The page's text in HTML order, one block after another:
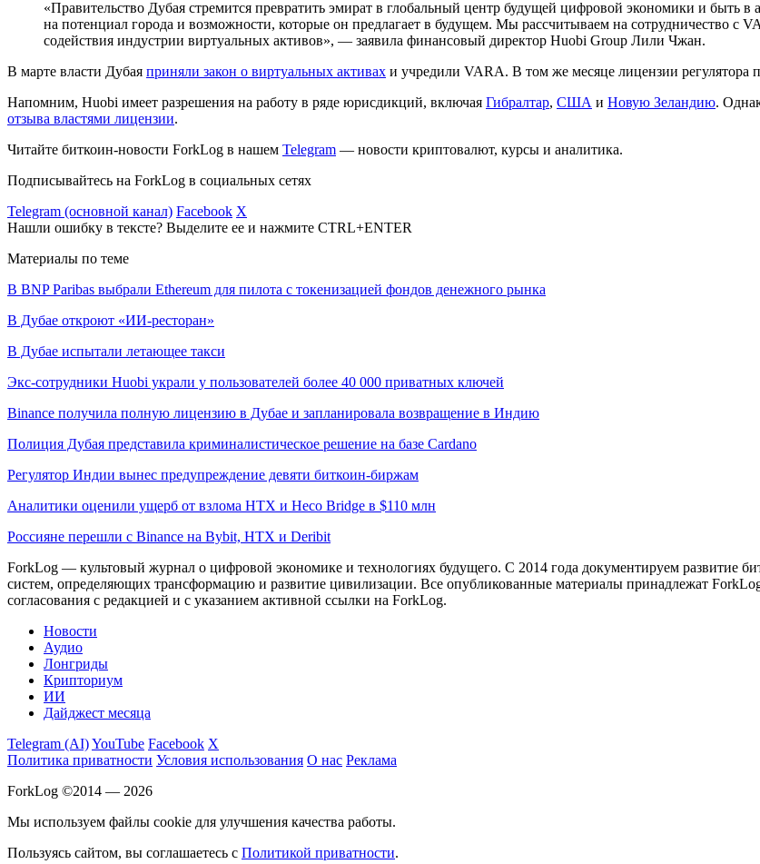
«Правительство Дубая стремится превратить эмират в глобальный центр будущей цифровой экономики и быть
на потенциал города и возможности, которые он предлагает в будущем. Мы рассчитываем на сотрудничество
содействия индустрии виртуальных активов», — заявила финансовый директор Huobi Group Лили Чжан.
В марте власти Дубая приняли закон о виртуальных активах и учредили VARA. В том же месяце лицензии регулятора
Напомним, Huobi имеет разрешения на работу в ряде юрисдикций, включая Гибралтар, США и Новую Зеландию.
отзыва властями лицензии.
Читайте биткоин-новости ForkLog в нашем Telegram — новости криптовалют, курсы и аналитика.
Подписывайтесь на ForkLog в социальных сетях
Telegram (основной канал) Facebook X
Нашли ошибку в тексте? Выделите ее и нажмите CTRL+ENTER
Материалы по теме
В BNP Paribas выбрали Ethereum для пилота с токенизацией фондов денежного рынка
В Дубае откроют «ИИ-ресторан»
В Дубае испытали летающее такси
Экс-сотрудники Huobi украли у пользователей более 40 000 приватных ключей
Binance получила полную лицензию в Дубае и запланировала возвращение в Индию
Полиция Дубая представила криминалистическое решение на базе Cardano
Регулятор Индии вынес предупреждение девяти биткоин-биржам
Аналитики оценили ущерб от взлома HTX и Heco Bridge в $110 млн
Россияне перешли с Binance на Bybit, HTX и Deribit
ForkLog — культовый журнал о цифровой экономике и технологиях будущего. С 2014 года документируем развитие
систем, определяющих трансформацию и развитие цивилизации. Все опубликованные материалы принадлежат
согласования с редакцией и с указанием активной ссылки на ForkLog.
Новости
Аудио
Лонгриды
Крипториум
ИИ
Дайджест месяца
Telegram (AI)YouTube Facebook X
Политика приватности Условия использования О нас Реклама
ForkLog ©2014 — 2026
Мы используем файлы cookie для улучшения качества работы.
Пользуясь сайтом, вы соглашаетесь с Политикой приватности.